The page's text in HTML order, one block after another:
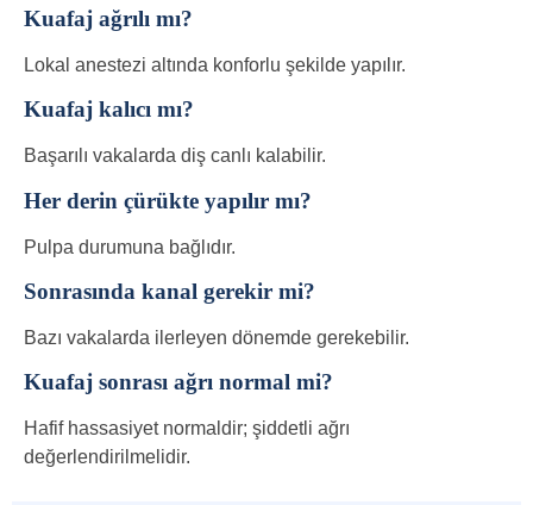
Kuafaj ağrılı mı?
Lokal anestezi altında konforlu şekilde yapılır.
Kuafaj kalıcı mı?
Başarılı vakalarda diş canlı kalabilir.
Her derin çürükte yapılır mı?
Pulpa durumuna bağlıdır.
Sonrasında kanal gerekir mi?
Bazı vakalarda ilerleyen dönemde gerekebilir.
Kuafaj sonrası ağrı normal mi?
Hafif hassasiyet normaldir; şiddetli ağrı
değerlendirilmelidir.